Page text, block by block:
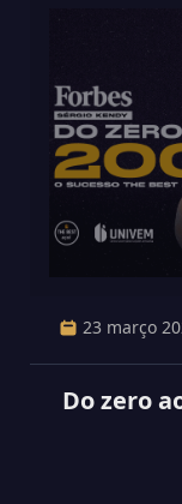
23 março
Do zero